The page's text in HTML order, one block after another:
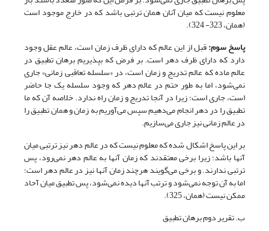
معلوم نیست که میان آنان همان ترتبی باشد که در خارج موجود است
(همان، 323- 324).
پاسخ سوم:قبل از این عالم که دارای ظرف زمان است، عالم عقل وجود
دارد که دارای ظرف دهر است. بر فرض که بپذیریم برهان تطبیق در
عالم ماده که عالم تدریج و زمان است، در «سلسله تعاقبی زمانی» جاری
نمی‌شود، اما به طور حتم در عالم دهر که وجود سلسله یک جا حاضر
است، جاری است؛ زیرا در آنجا تدریج و زمان راه ندارد. خلاصه آن که ما
تطبیق را در دهر انجام می‌دهیم سپس می‌آوریم به زمان و همان تطبیق را
در عالم زمانی نیز جاری می‌سازیم.
بر این پاسخ اشکال شده که معلوم نیست که در عالم دهر نیز ترتبی میان
آنها باشد؛ زیرا برخی معتقدند که زمان آنها به عالم دهر نمی‌رود، پس
ترتبی ندارند. و برخی می‌گویند هرچند زمان آنها نیز در عالم دهر است؛
اما به آن توجه نمی‌شود و ترتب آنها دیده نمی‌شود، پس تطبیق میان آحاد
ممکن نیست (همان، 325).
ب. تقریر دوم برهان تطبیق